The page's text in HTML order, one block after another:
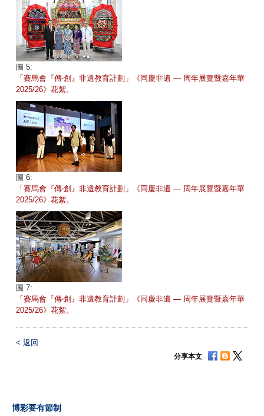
圖 5:
「賽馬會『傳‧創』非遺教育計劃」《同慶非遺 — 周年展覽暨嘉年華
2025/26》花絮。
圖 6:
「賽馬會『傳‧創』非遺教育計劃」《同慶非遺 — 周年展覽暨嘉年華
2025/26》花絮。
圖 7:
「賽馬會『傳‧創』非遺教育計劃」《同慶非遺 — 周年展覽暨嘉年華
2025/26》花絮。
<返回
分享本文
博彩要有節制